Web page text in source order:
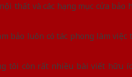
thất và các hạng mục cửa
bảo luôn có tác phong làm
tôi còn rất nhiều bài viết hữu